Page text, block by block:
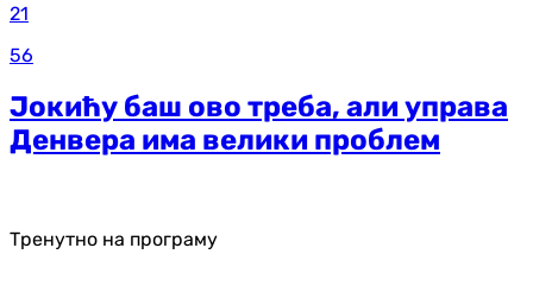
21
56
Јокићу баш ово треба, али управа
Денвера има велики проблем
Тренутно на програму